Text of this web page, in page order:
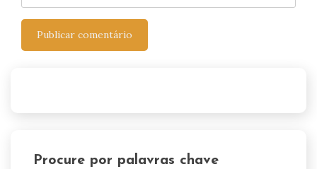
Procure por palavras chave